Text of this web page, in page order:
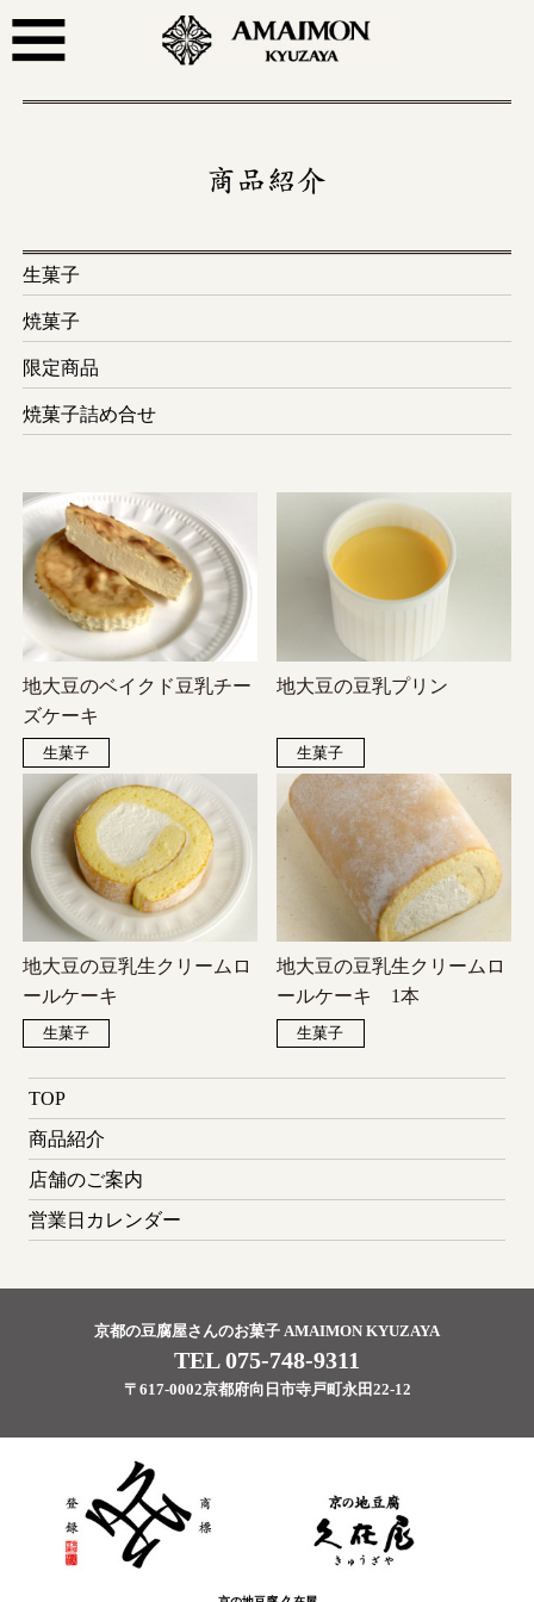
生菓子
焼菓子
限定商品
焼菓子詰め合せ
地大豆のベイクド豆乳チー
ズケーキ
生菓子
地大豆の豆乳プリン
生菓子
地大豆の豆乳生クリームロ
ールケーキ
生菓子
地大豆の豆乳生クリームロ
ールケーキ 1本
生菓子
TOP
商品紹介
店舗のご案内
営業日カレンダー
京都の豆腐屋さんのお菓子 AMAIMON KYUZAYA
TEL 075-748-9311
〒617-0002京都府向日市寺戸町永田22-12